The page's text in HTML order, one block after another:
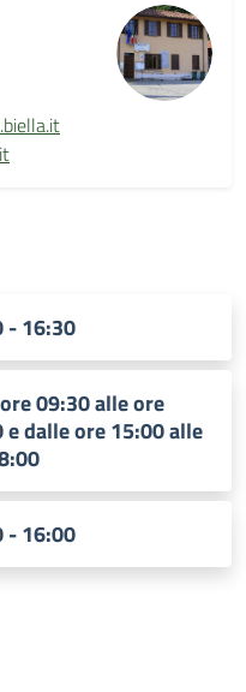
- 16:30
09:30 alle ore
e dalle ore 15:00 alle
- 16:00